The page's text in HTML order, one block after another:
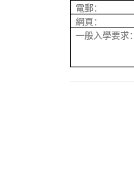
電郵：
網頁：
一般入學要求：